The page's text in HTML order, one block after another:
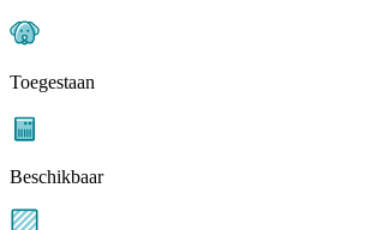
Toegestaan
Beschikbaar